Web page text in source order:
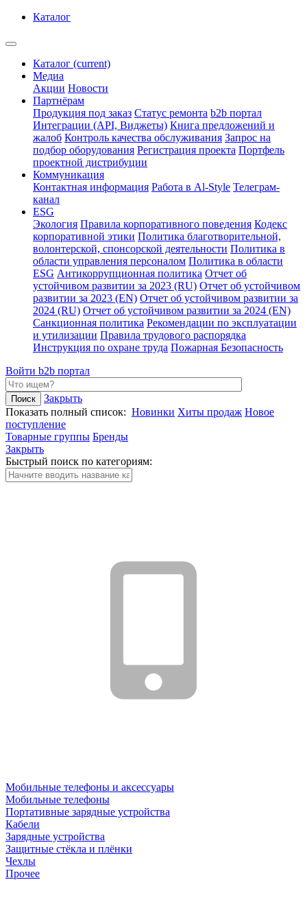
Каталог
Каталог (current)
Медиа
Акции Новости
Партнёрам
Продукция под заказ Статус ремонта b2b портал
Интеграции (API, Виджеты) Книга предложений и
жалоб Контроль качества обслуживания Запрос на
подбор оборудования Регистрация проекта Портфель
проектной дистрибуции
Коммуникация
Контактная информация Работа в Al-Style Телеграм-
канал
ESG
Экология Правила корпоративного поведения Кодекс
корпоративной этики Политика благотворительной,
волонтерской, спонсорской деятельности Политика в
области управления персоналом Политика в области
ESG Антикоррупционная политика Отчет об
устойчивом развитии за 2023 (RU) Отчет об устойчивом
развитии за 2023 (EN) Отчет об устойчивом развитии за
2024 (RU) Отчет об устойчивом развитии за 2024 (EN)
Санкционная политика Рекомендации по эксплуатации
и утилизации Правила трудового распорядка
Инструкция по охране труда Пожарная Безопасность
Войти b2b портал
Закрыть
Показать полный список: Новинки Хиты продаж Новое
поступление
Товарные группы Бренды
Закрыть
Быстрый поиск по категориям:
Мобильные телефоны и аксессуары
Мобильные телефоны
Портативные зарядные устройства
Кабели
Зарядные устройства
Защитные стёкла и плёнки
Чехлы
Прочее